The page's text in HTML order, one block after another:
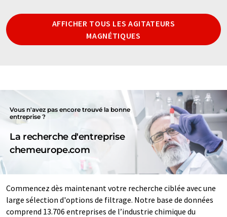
AFFICHER TOUS LES AGITATEURS
MAGNÉTIQUES
Vous n'avez pas encore trouvé la bonne
entreprise ?
La recherche d'entreprise
chemeurope.com
Commencez dès maintenant votre recherche ciblée avec une
large sélection d'options de filtrage. Notre base de données
comprend 13.706 entreprises de l’industrie chimique du